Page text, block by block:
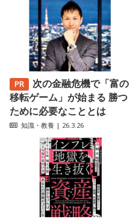
次の金融危機で「富の
移転ゲーム」が始まる 勝つ
ために必要なこととは
知識・教養 | 26.3.26